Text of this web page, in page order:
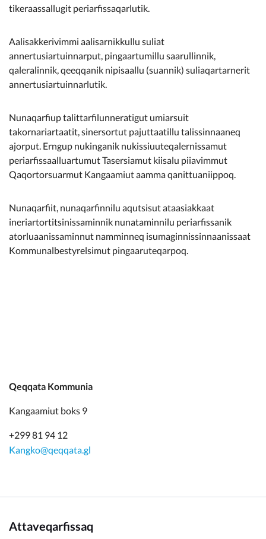
tikeraassallugit periarfissaqarlutik.
Aalisakkerivimmi aalisarnikkullu suliat
annertusiartuinnarput, pingaartumillu saarullinnik,
qaleralinnik, qeeqqanik nipisaallu (suannik) suliaqartarnerit
annertusiartuinnarlutik.
Nunaqarfiup talittarfilunneratigut umiarsuit
takornariartaatit, sinersortut pajuttaatillu talissinnaaneq
ajorput. Erngup nukinganik nukissiuuteqalernissamut
periarfissaalluartumut Tasersiamut kiisalu piiavimmut
Qaqortorsuarmut Kangaamiut aamma qanittuaniippoq.
Nunaqarfiit, nunaqarfinnilu aqutsisut ataasiakkaat
ineriartortitsinissaminnik nunataminnilu periarfissanik
atorluaanissaminnut namminneq isumaginnissinnaanissaat
Kommunalbestyrelsimut pingaaruteqarpoq.
Qeqqata Kommunia
Kangaamiut boks 9
+299 81 94 12
Kangko@qeqqata.gl
Attaveqarfissaq